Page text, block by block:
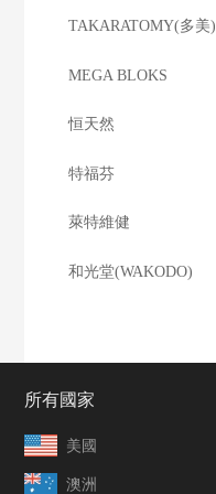
TAKARATOMY(多美)
MEGA BLOKS
恒天然
特福芬
萊特維健
和光堂(WAKODO)
所有國家
美國
澳洲